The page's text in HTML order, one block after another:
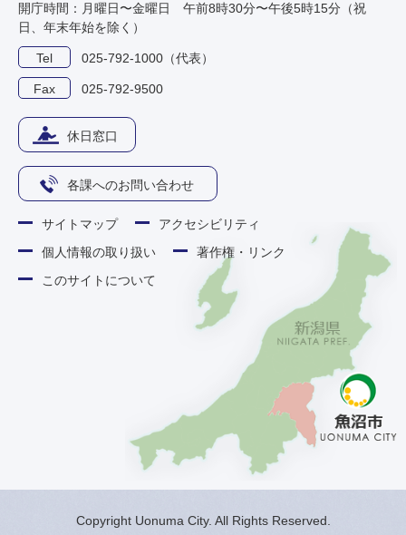
開庁時間：月曜日〜金曜日 午前8時30分〜午後5時15分（祝
日、年末年始を除く）
Tel 025-792-1000（代表）
Fax 025-792-9500
休日窓口
各課へのお問い合わせ
サイトマップ
アクセシビリティ
個人情報の取り扱い
著作権・リンク
このサイトについて
Copyright Uonuma City. All Rights Reserved.